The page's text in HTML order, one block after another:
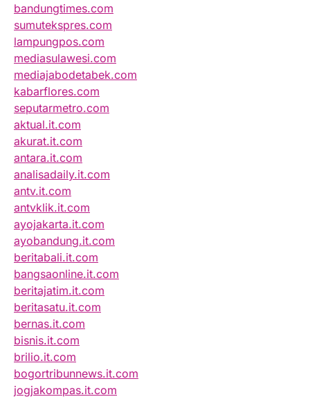
bandungtimes.com
sumutekspres.com
lampungpos.com
mediasulawesi.com
mediajabodetabek.com
kabarflores.com
seputarmetro.com
aktual.it.com
akurat.it.com
antara.it.com
analisadaily.it.com
antv.it.com
antvklik.it.com
ayojakarta.it.com
ayobandung.it.com
beritabali.it.com
bangsaonline.it.com
beritajatim.it.com
beritasatu.it.com
bernas.it.com
bisnis.it.com
brilio.it.com
bogortribunnews.it.com
jogjakompas.it.com